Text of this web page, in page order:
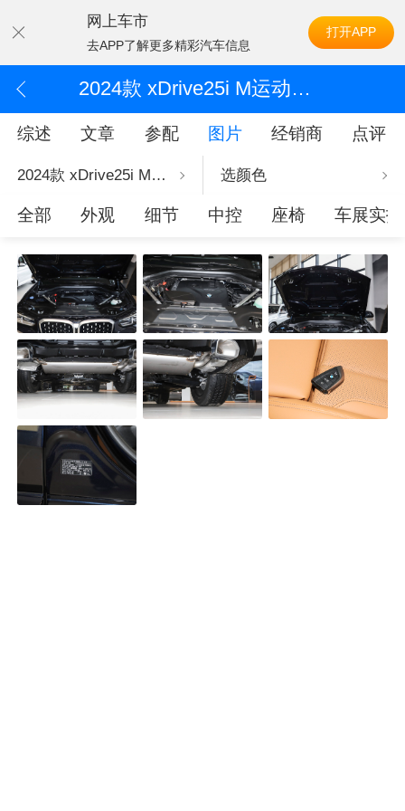
网上车市
去APP了解更多精彩汽车信息
打开APP
2024款 xDrive25i M运动套装
综述 文章 参配 图片 经销商 点评
2024款 xDrive25i M运动套装 选颜色
全部 外观 细节 中控 座椅 车展实拍